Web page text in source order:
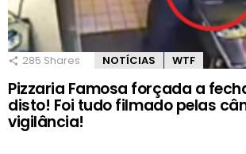
285 Shares NOTÍCIAS WTF
Pizzaria Famosa forçada a
disto! Foi tudo filmado pelas
vigilância!